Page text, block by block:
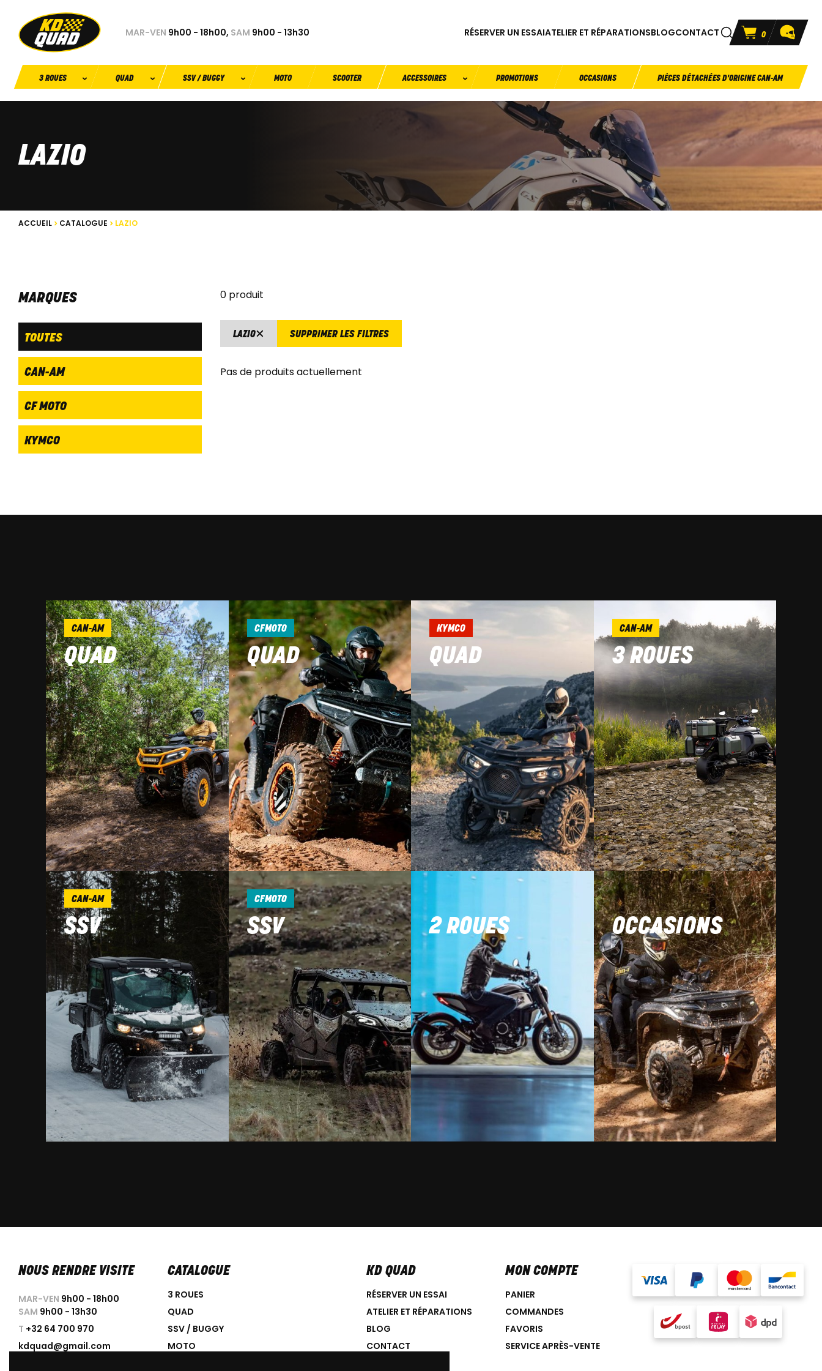
MAR-VEN 9h00 - 18h00, SAM 9h00 - 13h30 RÉSERVER UN ESSAIATELIER ET RÉPARATIONSBLOGCONTACT 0
3 ROUES QUAD SSV / BUGGY MOTO SCOOTER ACCESSOIRES PROMOTIONS OCCASIONS PIÈCES DÉTACHÉES D'ORIGINE CAN-AM
LAZIO
ACCUEIL CATALOGUE LAZIO
MARQUES
TOUTES
CAN-AM
CF MOTO
KYMCO
0 produit
LAZIO SUPPRIMER LES FILTRES
Pas de produits actuellement
CAN-AM
QUAD
CFMOTO
QUAD
KYMCO
QUAD
CAN-AM
3 ROUES
CAN-AM
SSV
CFMOTO
SSV 2 ROUES OCCASIONS
NOUS RENDRE VISITE
MAR-VEN 9h00 - 18h00
SAM 9h00 - 13h30
T +32 64 700 970
kdquad@gmail.com
CATALOGUE
3 ROUES
QUAD
SSV / BUGGY
MOTO
KD QUAD
RÉSERVER UN ESSAI
ATELIER ET RÉPARATIONS
BLOG
CONTACT
MON COMPTE
PANIER
COMMANDES
FAVORIS
SERVICE APRÈS-VENTE